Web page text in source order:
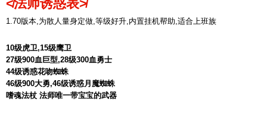
≮法师诱惑表≯
1.70版本,为散人量身定做,等级好升,内置挂机帮助,适合上班族
10级虎卫,15级鹰卫
27级900血巨型,28级300血勇士
44级诱惑花吻蜘蛛
46级900大勇,46级诱惑月魔蜘蛛
嗜魂法杖 法师唯一带宝宝的武器